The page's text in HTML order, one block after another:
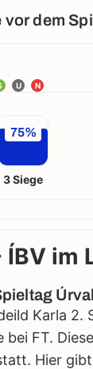
vor dem
U N
75%
3 Siege
ÍBV im
Karla 2.
bei FT.
Hier